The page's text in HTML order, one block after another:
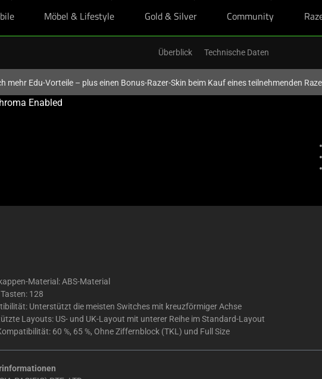
Möbel & Lifestyle Gold & Silver Community
mehr Edu-Vorteile – plus einen Bonus-Razer-Skin beim Kauf eines teilnehmenden
Überblick Technische Daten
Material: ABS-Material
128
Unterstützt die meisten Switches mit kreuzförmiger Achse
Layouts: US- und UK-Layout mit unterer Reihe im Standard-Layout
60 %, 65 %, Ohne Ziffernblock (TKL) und Full Size